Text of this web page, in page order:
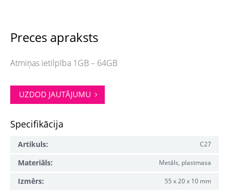
Preces apraksts
Atmiņas ietilpība 1GB – 64GB
UZDOD JAUTĀJUMU
Specifikācija
Artikuls: C27
Materiāls: Metāls, plastmasa
Izmērs: 55 x 20 x 10 mm